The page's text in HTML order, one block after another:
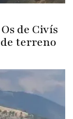
de Civís
terreno